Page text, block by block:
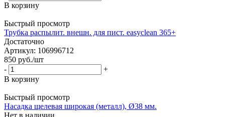
В корзину
Быстрый просмотр
Трубка распылит. внешн. для пист. easyclean 365+
Достаточно
Артикул: 106996712
850 руб./шт
-
+
В корзину
Быстрый просмотр
Насадка щелевая широкая (металл), Ø38 мм.
Нет в наличии